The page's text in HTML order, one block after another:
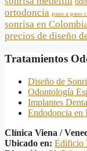
ortodoncia paso a paso
sonrisa en
precios de diseño
Tratamientos
Diseño de
Odontología
Implantes
Endodoncia en
Clínica Viena /
Ubicado en: Edificio